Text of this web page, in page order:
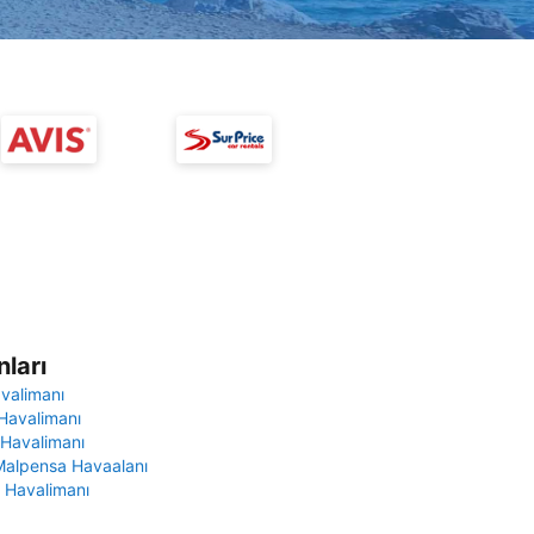
Havaalanı